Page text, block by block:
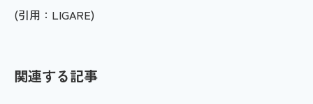
(引用：LIGARE)
関連する記事